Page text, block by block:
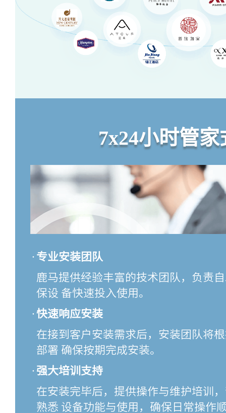
7x24小时管
· 专业安装团队
鹿马提供经验丰富的技术团队，负责
保设 备快速投入使用。
·快速响应安装
在接到客户安装需求后，安装团队将
部署 确保按期完成安装。
· 强大培训支持
在安装完毕后，提供操作与维护培训
熟悉 设备功能与使用，确保日常操作